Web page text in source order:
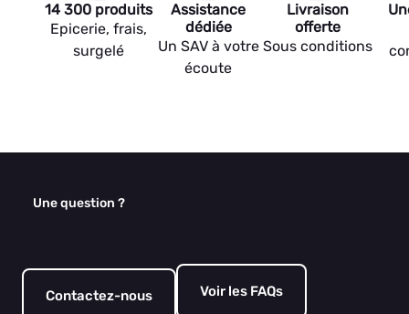
14 300 produits
Epicerie, frais,
surgelé
Assistance
dédiée
Un SAV à votre
écoute
Livraison
offerte
Sous conditions
Une question ?
Contactez-nous Voir les FAQs